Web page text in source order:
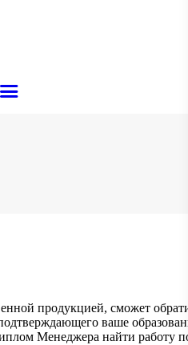
продукцией, сможет
ваше
Менеджера найти работу